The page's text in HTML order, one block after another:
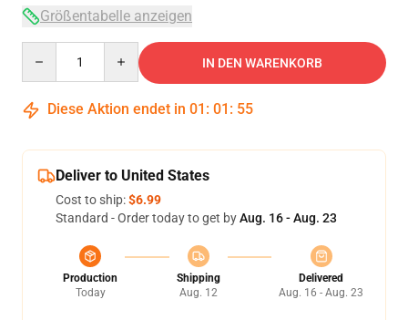
Größentabelle anzeigen
IN DEN WARENKORB
Diese Aktion endet in 01 : 01 : 54
Deliver to United States
Cost to ship:$6.99
Standard - Order today to get byAug. 16 - Aug. 23
Production
Today
Shipping
Aug. 12
Delivered
Aug. 16 - Aug. 23